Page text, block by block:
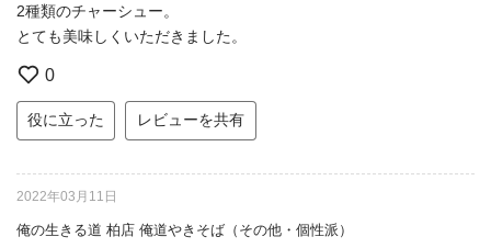
2種類のチャーシュー。
とても美味しくいただきました。
0
役に立った レビューを共有
2022年03月11日
俺の生きる道 柏店 俺道やきそば（その他・個性派）